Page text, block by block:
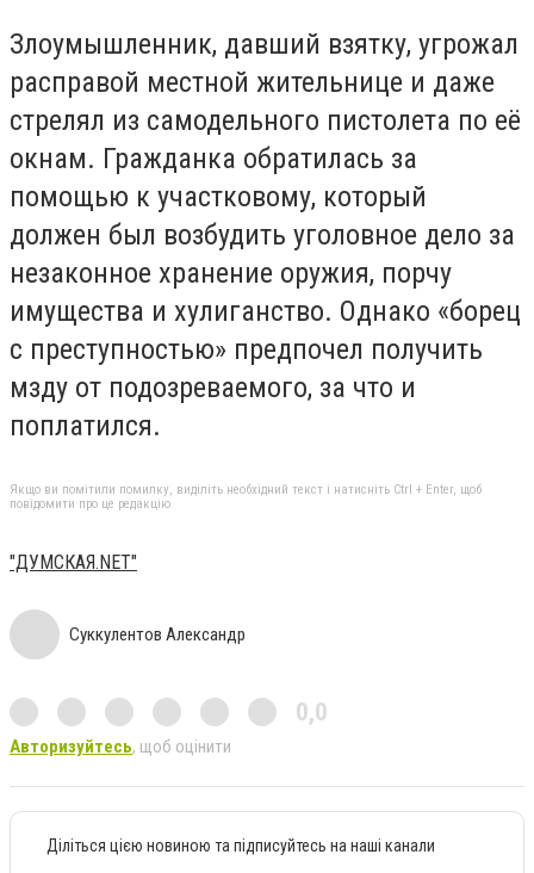
Злоумышленник, давший взятку, угрожал
расправой местной жительнице и даже
стрелял из самодельного пистолета по её
окнам. Гражданка обратилась за
помощью к участковому, который
должен был возбудить уголовное дело за
незаконное хранение оружия, порчу
имущества и хулиганство. Однако «борец
с преступностью» предпочел получить
мзду от подозреваемого, за что и
поплатился.
Якщо ви помітили помилку, виділіть необхідний текст і натисніть Ctrl + Enter, щоб
повідомити про це редакцію
"ДУМСКАЯ.NET"
Суккулентов Александр
0,0
Авторизуйтесь, щоб оцінити
Діліться цією новиною та підписуйтесь на наші канали